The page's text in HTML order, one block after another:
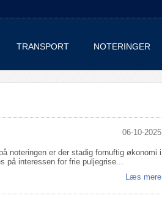
TRANSPORT NOTERINGER
06-10-2025
noteringen er der stadig fornuftig økonomi i
interessen for frie puljegrise...
Læs mere